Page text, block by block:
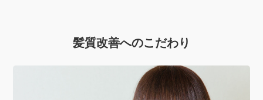
髪質改善へのこだわり